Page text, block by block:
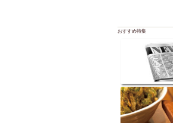
おすすめ特集